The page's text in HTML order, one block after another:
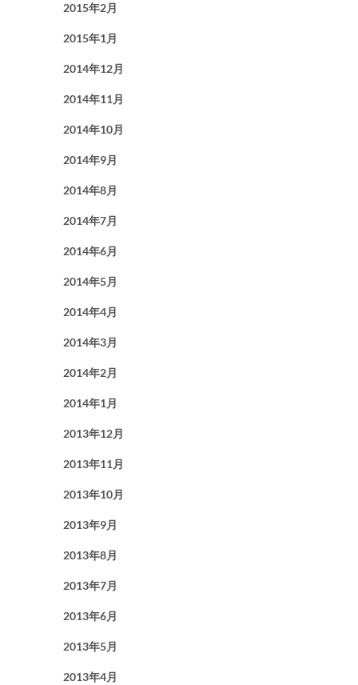
2015年2月
2015年1月
2014年12月
2014年11月
2014年10月
2014年9月
2014年8月
2014年7月
2014年6月
2014年5月
2014年4月
2014年3月
2014年2月
2014年1月
2013年12月
2013年11月
2013年10月
2013年9月
2013年8月
2013年7月
2013年6月
2013年5月
2013年4月